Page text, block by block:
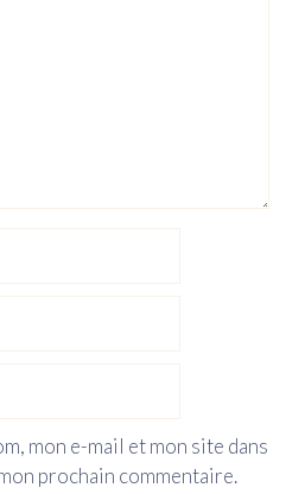
mon e-mail et mon site dans
prochain commentaire.